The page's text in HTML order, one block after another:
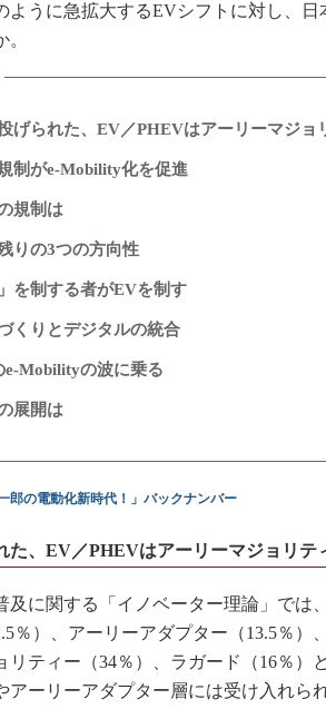
ように急拡大するEVシフトに対し、日
げられた、EV／PHEVはアーリーマジョ
制がe-Mobility化を促進
規制は
りの3つの方向性
」を制する者がEVを制す
くりとデジタルの統合
e-Mobilityの波に乗る
展開は
郎の電動化新時代！」バックナンバー
た、EV／PHEVはアーリーマジョリテ
に関する「イノベーター理論」では
％）、アーリーアダプター（13.5％）
リティー（34％）、ラガード（16％）
アーリーアダプター層には受け入れら